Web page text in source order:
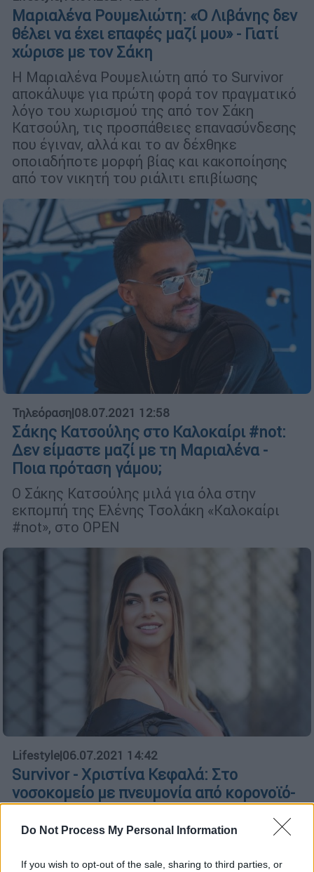
Do Not Process My Personal Information
If you wish to opt-out of the sale, sharing to third parties, or
Μαριαλένα Ρουμελιώτη: «Ο Λιβάνης δεν
θέλει να έχει επαφές μαζί μου» - Γιατί
χώρισε με τον Σάκη
Η Μαριαλένα Ρουμελιώτη από το Survivor
αποκάλυψε για πρώτη φορά τον πραγματικό
λόγο του χωρισμού της από τον Σάκη
Κατσούλη, τις προσπάθειες επανασύνδεσης
που έγιναν, αλλά και το αν δέχθηκε
οποιαδήποτε μορφή βίας και κακοποίησης
από τον νικητή του ριάλιτι επιβίωσης
Τηλεόραση|08.07.2021 12:58
Σάκης Κατσούλης στο Καλοκαίρι #not:
Δεν είμαστε μαζί με τη Μαριαλένα -
Ποια πρόταση γάμου;
Ο Σάκης Κατσούλης μιλά για όλα στην
εκπομπή της Ελένης Τσολάκη «Καλοκαίρι
#not», στο OPEN
Lifestyle|06.07.2021 14:42
Survivor - Χριστίνα Κεφαλά: Στο
νοσοκομείο με πνευμονία από κορονοϊό-
Απούσα από τον τελικό του Survivor 4 ήταν